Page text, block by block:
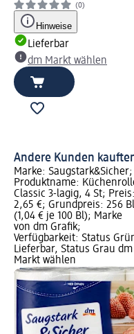
(0)
Hinweise
Lieferbar
dm Markt wählen
Andere Kunden
Marke: Saugstark&Sicher;
Produktname:
Classic 3-lagig, 4 St; Preis:
2,65 €; Grundpreis: 256 Bl
(1,04 € je 100 Bl); Marke
von dm Grafik;
Verfügbarkeit: Status
Lieferbar, Status Grau dm
Markt wählen